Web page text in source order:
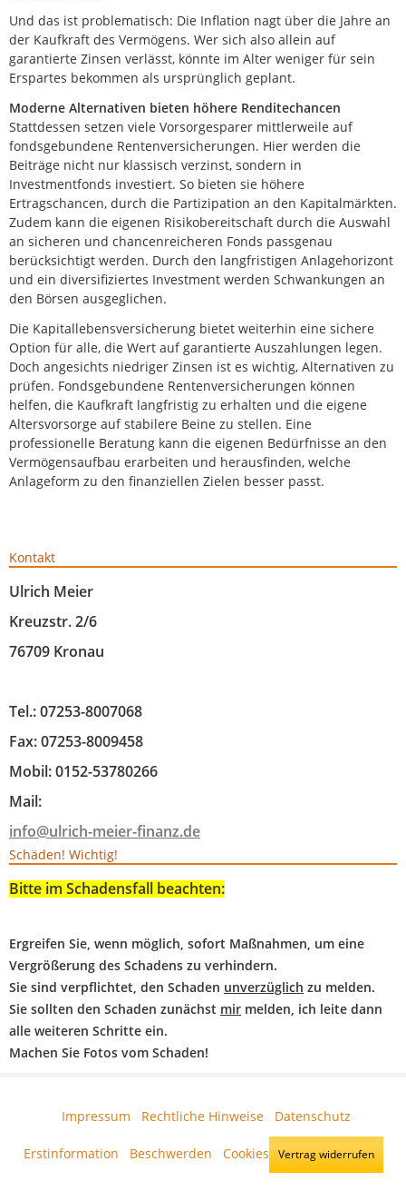
Und das ist problematisch: Die Inflation nagt über die Jahre an
der Kaufkraft des Vermögens. Wer sich also allein auf
garantierte Zinsen verlässt, könnte im Alter weniger für sein
Erspartes bekommen als ursprünglich geplant.
Moderne Alternativen bieten höhere Renditechancen
Stattdessen setzen viele Vorsorgesparer mittlerweile auf
fondsgebundene Rentenversicherungen. Hier werden die
Beiträge nicht nur klassisch verzinst, sondern in
Investmentfonds investiert. So bieten sie höhere
Ertragschancen, durch die Partizipation an den Kapitalmärkten.
Zudem kann die eigenen Risikobereitschaft durch die Auswahl
an sicheren und chancenreicheren Fonds passgenau
berücksichtigt werden. Durch den langfristigen Anlagehorizont
und ein diversifiziertes Investment werden Schwankungen an
den Börsen ausgeglichen.
Die Kapitallebensversicherung bietet weiterhin eine sichere
Option für alle, die Wert auf garantierte Auszahlungen legen.
Doch angesichts niedriger Zinsen ist es wichtig, Alternativen zu
prüfen. Fondsgebundene Rentenversicherungen können
helfen, die Kaufkraft langfristig zu erhalten und die eigene
Altersvorsorge auf stabilere Beine zu stellen. Eine
professionelle Beratung kann die eigenen Bedürfnisse an den
Vermögensaufbau erarbeiten und herausfinden, welche
Anlageform zu den finanziellen Zielen besser passt.
Kontakt
Ulrich Meier
Kreuzstr. 2/6
76709 Kronau
Tel.: 07253-8007068
Fax: 07253-8009458
Mobil: 0152-53780266
Mail:
info@ulrich-meier-finanz.de
Schäden! Wichtig!
Bitte im Schadensfall beachten:
Ergreifen Sie, wenn möglich, sofort Maßnahmen, um eine
Vergrößerung des Schadens zu verhindern.
Sie sind verpflichtet, den Schaden unverzüglich zu melden.
Sie sollten den Schaden zunächst mir melden, ich leite dann
alle weiteren Schritte ein.
Machen Sie Fotos vom Schaden!
Impressum Rechtliche Hinweise Datenschutz
Erstinformation Beschwerden Cookies Vertrag widerrufen